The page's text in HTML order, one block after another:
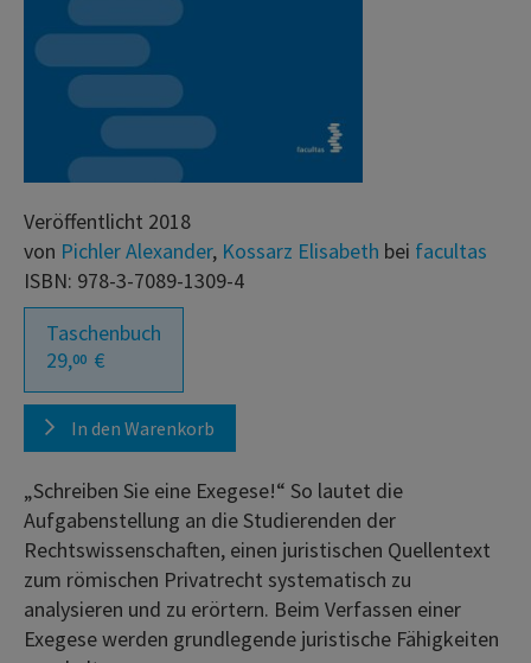
Veröffentlicht 2018
von Pichler Alexander, Kossarz Elisabeth bei facultas
ISBN: 978-3-7089-1309-4
Taschenbuch
29,00 €
In den Warenkorb
„Schreiben Sie eine Exegese!“ So lautet die
Aufgabenstellung an die Studierenden der
Rechtswissenschaften, einen juristischen Quellentext
zum römischen Privatrecht systematisch zu
analysieren und zu erörtern. Beim Verfassen einer
Exegese werden grundlegende juristische Fähigkeiten